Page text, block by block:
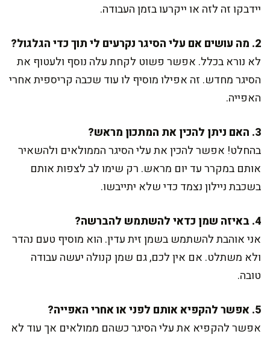
יידבקו זה לזה או ייקרעו בזמן העבודה.
2. מה עושים אם עלי הסיגר נקרעים לי תוך כדי הגלגול?
לא נורא בכלל. אפשר פשוט לקחת עלה נוסף ולעטוף את
הסיגר מחדש. זה אפילו מוסיף לו עוד שכבה קריספית אחרי
האפייה.
3. האם ניתן להכין את המתכון מראש?
בהחלט! אפשר להכין את עלי הסיגר הממולאים ולהשאיר
אותם במקרר עד יום מראש. רק שימו לב לצפות אותם
בשכבת ניילון נצמד כדי שלא יתייבשו.
4. באיזה שמן כדאי להשתמש להברשה?
אני אוהבת להשתמש בשמן זית עדין. הוא מוסיף טעם נהדר
ולא משתלט. אם אין לכם, גם שמן קנולה יעשה עבודה
טובה.
5. אפשר להקפיא אותם לפני או אחרי האפייה?
אפשר להקפיא את עלי הסיגר כשהם ממולאים אך עוד לא